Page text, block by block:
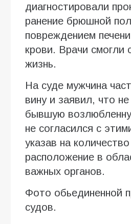
диагностировали
ранение брюшной
повреждением
крови. Врачи смогли
жизнь.
На суде мужчина
вину и заявил, что
бывшую
не согласился с
указав на
расположение в
важных органов.
Фото обьединенной
судов.